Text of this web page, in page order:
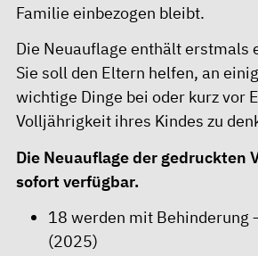
Familie einbezogen bleibt.
Die Neuauflage enthält erstmals
Sie soll den Eltern helfen, an
wichtige Dinge bei oder kurz vor
Volljährigkeit ihres Kindes zu
Die Neuauflage der gedruckten
sofort verfügbar.
18 werden mit Behinderung
(2025)